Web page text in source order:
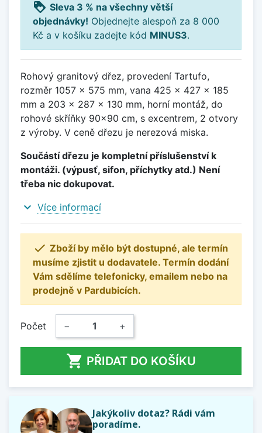
loyalty Sleva 3 % na všechny větší
objednávky! Objednejte alespoň za 8 000
Kč a v košíku zadejte kód MINUS3.
Rohový granitový dřez, provedení Tartufo,
rozměr 1057 x 575 mm, vana 425 x 427 x 185
mm a 203 x 287 x 130 mm, horní montáž, do
rohové skříňky 90x90 cm, s excentrem, 2 otvory
z výroby. V ceně dřezu je nerezová miska.
Součástí dřezu je kompletní příslušenství k
montáži. (výpusť, sifon, příchytky atd.) Není
třeba nic dokupovat.
expand_more Více informací
 Zboží by mělo být dostupné, ale termín
musíme zjistit u dodavatele. Termín dodání
Vám sdělíme telefonicky, emailem nebo na
prodejně v Pardubicích.
Počet − +
 PŘIDAT DO KOŠÍKU
Jakýkoliv dotaz? Rádi vám
poradíme.